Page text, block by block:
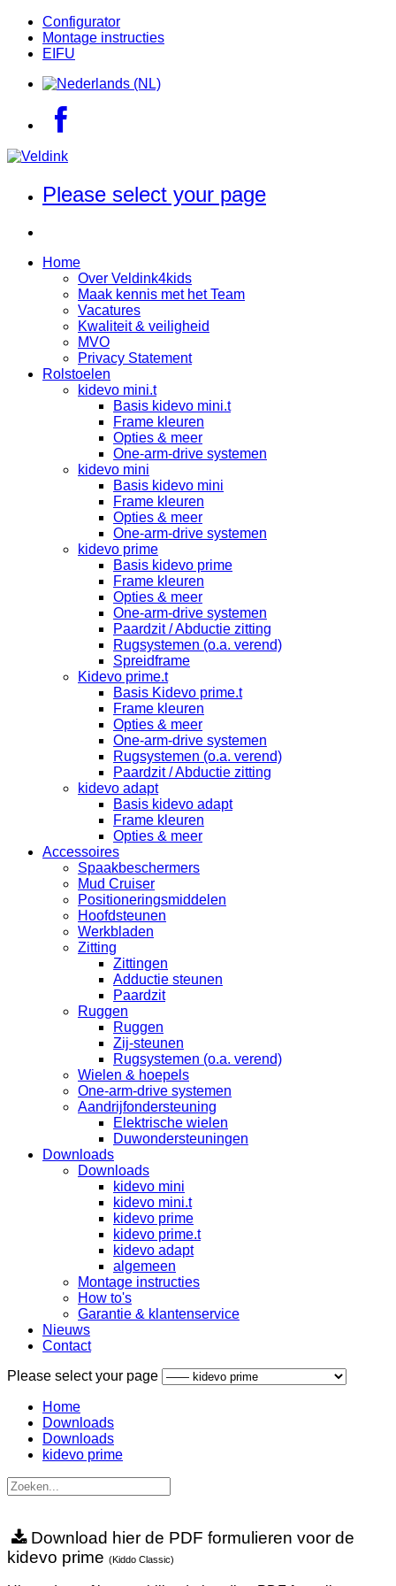
Configurator
Montage instructies
EIFU
Please select your page
Home
Over Veldink4kids
Maak kennis met het Team
Vacatures
Kwaliteit & veiligheid
MVO
Privacy Statement
Rolstoelen
kidevo mini.t
Basis kidevo mini.t
Frame kleuren
Opties & meer
One-arm-drive systemen
kidevo mini
Basis kidevo mini
Frame kleuren
Opties & meer
One-arm-drive systemen
kidevo prime
Basis kidevo prime
Frame kleuren
Opties & meer
One-arm-drive systemen
Paardzit / Abductie zitting
Rugsystemen (o.a. verend)
Spreidframe
Kidevo prime.t
Basis Kidevo prime.t
Frame kleuren
Opties & meer
One-arm-drive systemen
Rugsystemen (o.a. verend)
Paardzit / Abductie zitting
kidevo adapt
Basis kidevo adapt
Frame kleuren
Opties & meer
Accessoires
Spaakbeschermers
Mud Cruiser
Positioneringsmiddelen
Hoofdsteunen
Werkbladen
Zitting
Zittingen
Adductie steunen
Paardzit
Ruggen
Ruggen
Zij-steunen
Rugsystemen (o.a. verend)
Wielen & hoepels
One-arm-drive systemen
Aandrijfondersteuning
Elektrische wielen
Duwondersteuningen
Downloads
Downloads
kidevo mini
kidevo mini.t
kidevo prime
kidevo prime.t
kidevo adapt
algemeen
Montage instructies
How to's
Garantie & klantenservice
Nieuws
Contact
Please select your page
Home
Downloads
Downloads
kidevo prime
Download hier de PDF formulieren voor de
kidevo prime (Kiddo Classic)